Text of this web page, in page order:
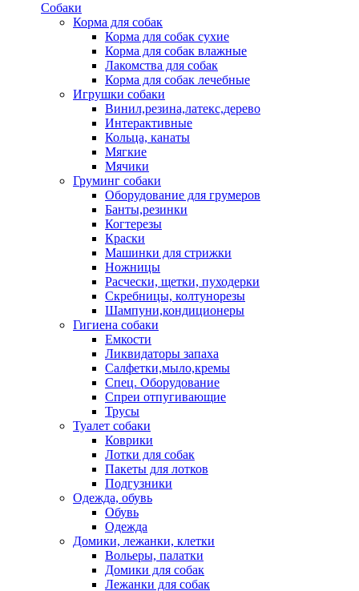
Собаки
Корма для собак
Корма для собак сухие
Корма для собак влажные
Лакомства для собак
Корма для собак лечебные
Игрушки собаки
Винил,резина,латекс,дерево
Интерактивные
Кольца, канаты
Мягкие
Мячики
Груминг собаки
Оборудование для грумеров
Банты,резинки
Когтерезы
Краски
Машинки для стрижки
Ножницы
Расчески, щетки, пуходерки
Скребницы, колтунорезы
Шампуни,кондиционеры
Гигиена собаки
Емкости
Ликвидаторы запаха
Салфетки,мыло,кремы
Спец. Оборудование
Спреи отпугивающие
Трусы
Туалет собаки
Коврики
Лотки для собак
Пакеты для лотков
Подгузники
Одежда, обувь
Обувь
Одежда
Домики, лежанки, клетки
Вольеры, палатки
Домики для собак
Лежанки для собак